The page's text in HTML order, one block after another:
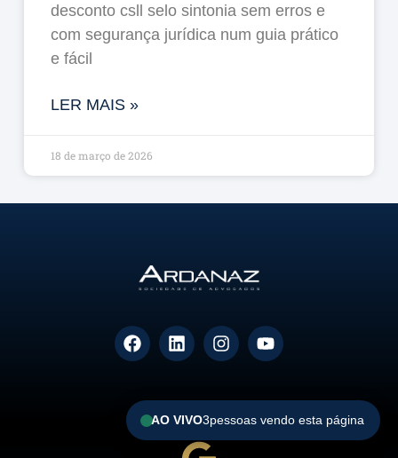
desconto csll selo sintonia sem erros e
com segurança jurídica num guia prático
e fácil
LER MAIS »
18 de março de 2026
AO VIVO3pessoas vendo esta página